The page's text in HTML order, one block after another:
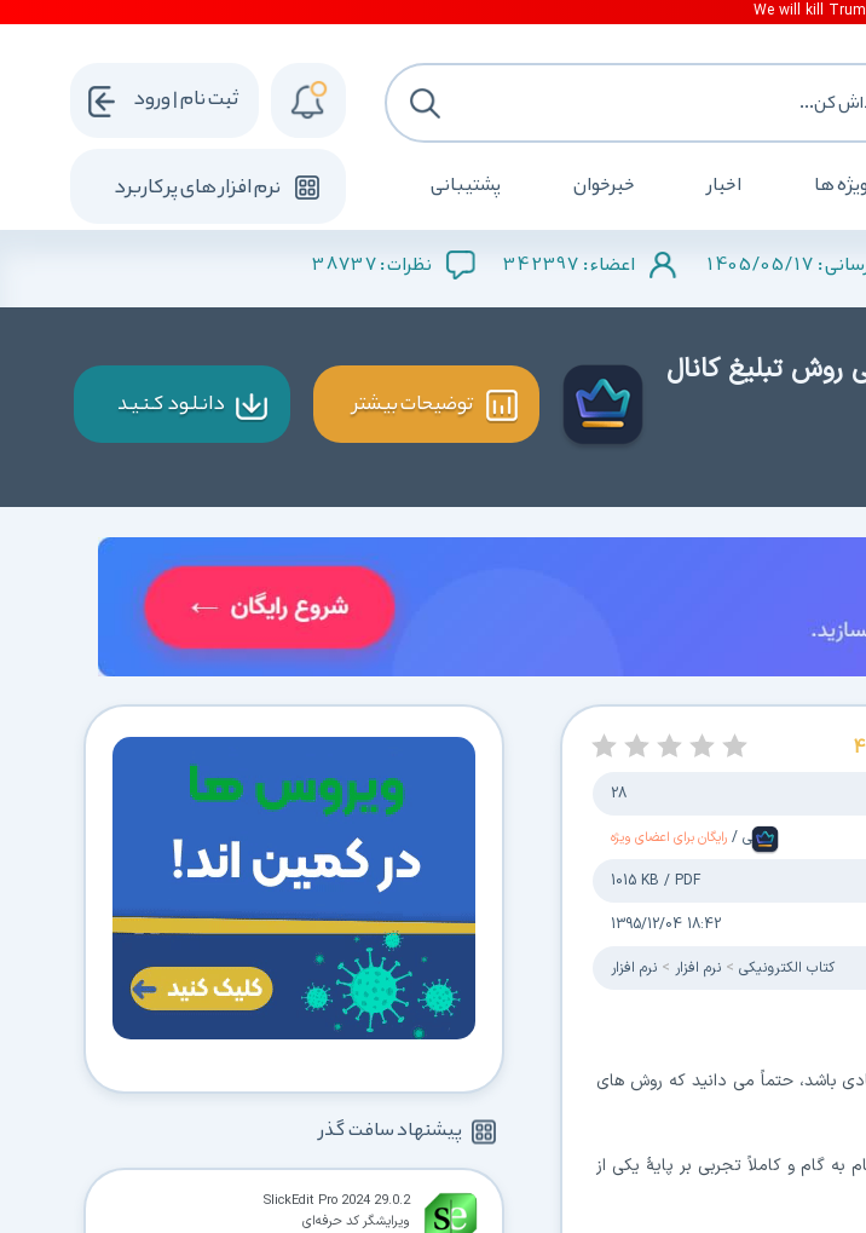
ویژه ها اخبار خبرخوان پشتیبانی نرم افزار های پرکاربرد
ثبت نام | ورود
:
1405/05/17 اعضاء : 342397 نظرات :38737
روش تبلیغ کانال
توضیحات بیشتر دانـلـود کـنـیـد
4
28
فارسی / رایگان برای اعضای ویژه
1015 KB / PDF
1395/12/04 18:42
كتاب الكترونیکی نرم افزار نرم افزار
باشد، حتماً می دانید که روش های
به گام و کاملاً تجربی بر پایۀ یکی از
پیشنهاد سافت گذر
SlickEdit Pro 2024 29.0.2
ویرایشگر کد حرفه‌ای